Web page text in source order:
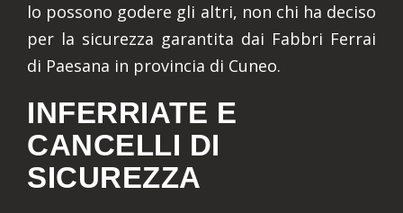
lo possono godere gli altri, non chi ha deciso
per la sicurezza garantita dai Fabbri Ferrai
di Paesana in provincia di Cuneo.
INFERRIATE E
CANCELLI DI
SICUREZZA